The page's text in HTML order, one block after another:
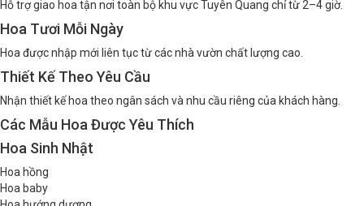
Hỗ trợ giao hoa tận nơi toàn bộ khu vực Tuyên Quang chỉ từ 2–4 giờ.
Hoa Tươi Mỗi Ngày
Hoa được nhập mới liên tục từ các nhà vườn chất lượng cao.
Thiết Kế Theo Yêu Cầu
Nhận thiết kế hoa theo ngân sách và nhu cầu riêng của khách hàng.
Các Mẫu Hoa Được Yêu Thích
Hoa Sinh Nhật
Hoa hồng
Hoa baby